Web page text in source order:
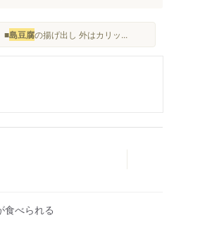
■島豆腐の揚げ出し 外はカリッ...
食べられる